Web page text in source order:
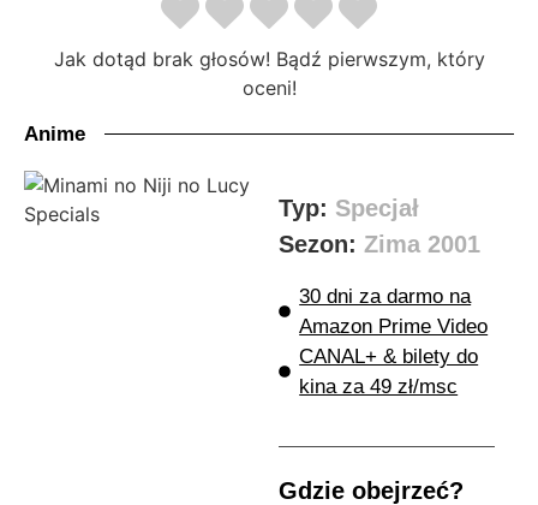
Jak dotąd brak głosów! Bądź pierwszym, który
oceni!
Anime
Typ: Specjał
Sezon: Zima 2001
30 dni za darmo na
Amazon Prime Video
CANAL+ & bilety do
kina za 49 zł/msc
Gdzie obejrzeć?